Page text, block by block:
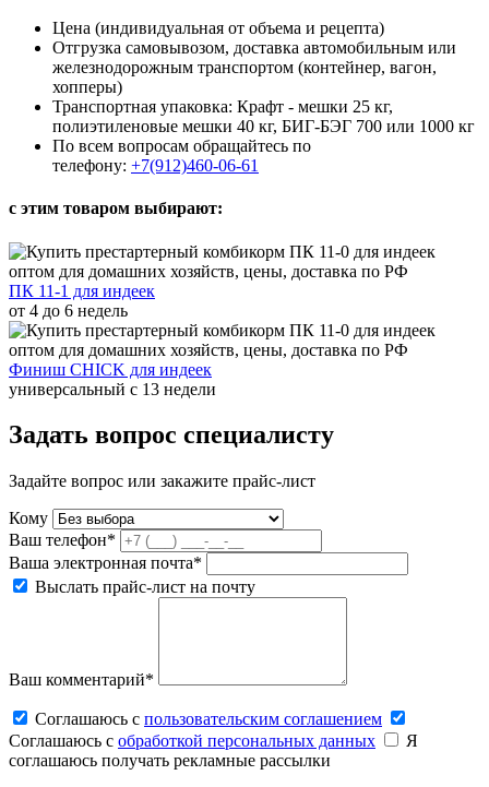
Цена (индивидуальная от объема и рецепта)
Отгрузка самовывозом, доставка автомобильным или
железнодорожным транспортом (контейнер, вагон,
хопперы)
Транспортная упаковка: Крафт - мешки 25 кг,
полиэтиленовые мешки 40 кг, БИГ-БЭГ 700 или 1000 кг
По всем вопросам обращайтесь по
телефону: +7(912)460-06-61
с этим товаром выбирают:
ПК 11-1 для индеек
от 4 до 6 недель
Финиш CHICK для индеек
универсальный с 13 недели
Задать вопрос специалисту
Задайте вопрос или закажите прайс-лист
Кому
Ваш телефон*
Ваша электронная почта*
Выслать прайс-лист на почту
Ваш комментарий*
Соглашаюсь c пользовательским соглашением
Соглашаюсь c обработкой персональных данных
Я
соглашаюсь получать рекламные рассылки